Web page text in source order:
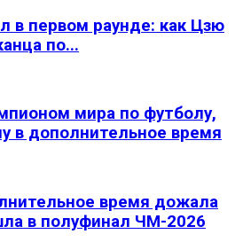
в первом раунде: как Цзю
по...
мира по футболу,
в дополнительное время
время дожала
в полуфинал ЧМ-2026